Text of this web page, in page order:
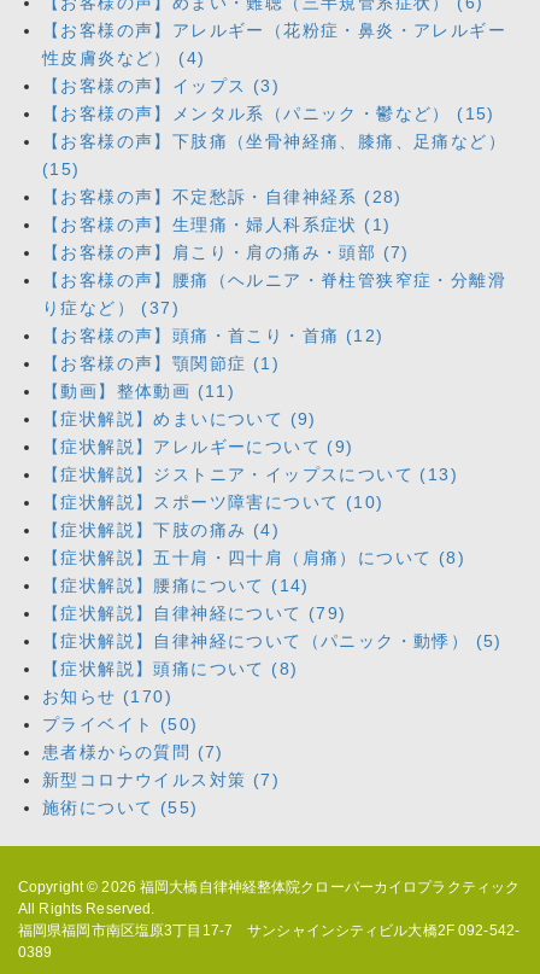
【お客様の声】アレルギー（花粉症・鼻炎・アレルギー
性皮膚炎など） (4)
【お客様の声】イップス (3)
【お客様の声】メンタル系（パニック・鬱など） (15)
【お客様の声】下肢痛（坐骨神経痛、膝痛、足痛など）
(15)
【お客様の声】不定愁訴・自律神経系 (28)
【お客様の声】生理痛・婦人科系症状 (1)
【お客様の声】肩こり・肩の痛み・頭部 (7)
【お客様の声】腰痛（ヘルニア・脊柱管狭窄症・分離滑
り症など） (37)
【お客様の声】頭痛・首こり・首痛 (12)
【お客様の声】顎関節症 (1)
【動画】整体動画 (11)
【症状解説】めまいについて (9)
【症状解説】アレルギーについて (9)
【症状解説】ジストニア・イップスについて (13)
【症状解説】スポーツ障害について (10)
【症状解説】下肢の痛み (4)
【症状解説】五十肩・四十肩（肩痛）について (8)
【症状解説】腰痛について (14)
【症状解説】自律神経について (79)
【症状解説】自律神経について（パニック・動悸） (5)
【症状解説】頭痛について (8)
お知らせ (170)
プライベイト (50)
患者様からの質問 (7)
新型コロナウイルス対策 (7)
施術について (55)
Copyright © 2026福岡大橋自律神経整体院クローバーカイロプラクティック
All Rights Reserved.
福岡県福岡市南区塩原3丁目17-7 サンシャインシティビル大橋2F 092-542-
0389